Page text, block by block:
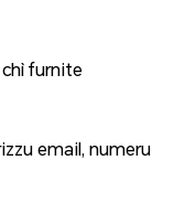
furnite
email, numeru